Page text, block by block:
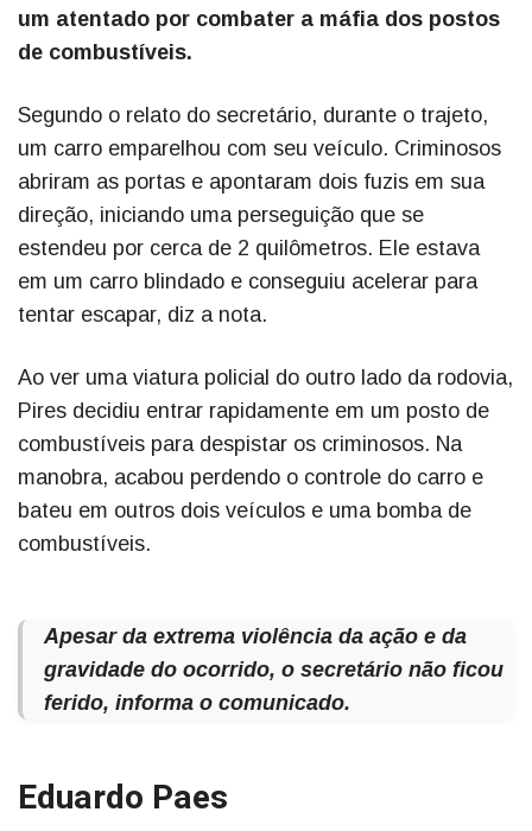
um atentado por combater a máfia dos postos
de combustíveis.
Segundo o relato do secretário, durante o trajeto,
um carro emparelhou com seu veículo. Criminosos
abriram as portas e apontaram dois fuzis em sua
direção, iniciando uma perseguição que se
estendeu por cerca de 2 quilômetros. Ele estava
em um carro blindado e conseguiu acelerar para
tentar escapar, diz a nota.
Ao ver uma viatura policial do outro lado da rodovia,
Pires decidiu entrar rapidamente em um posto de
combustíveis para despistar os criminosos. Na
manobra, acabou perdendo o controle do carro e
bateu em outros dois veículos e uma bomba de
combustíveis.
Apesar da extrema violência da ação e da
gravidade do ocorrido, o secretário não ficou
ferido, informa o comunicado.
Eduardo Paes